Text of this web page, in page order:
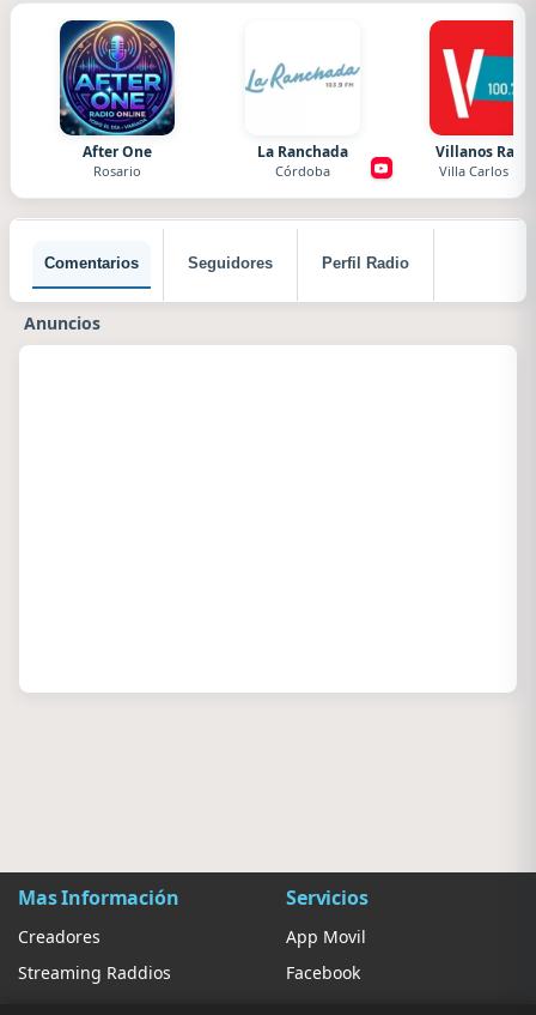
After One
Rosario
La Ranchada
Córdoba
Villanos
Villa Carlos Paz
Comentarios Seguidores Perfil Radio
Anuncios
Mas Información
Creadores
Streaming Raddios
Servicios
App Movil
Facebook